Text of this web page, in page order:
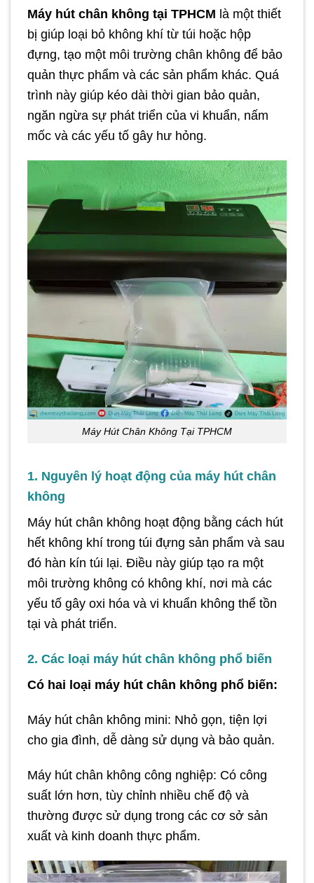
Máy hút chân không tại TPHCM là một thiết
bị giúp loại bỏ không khí từ túi hoặc hộp
đựng, tạo một môi trường chân không để bảo
quản thực phẩm và các sản phẩm khác. Quá
trình này giúp kéo dài thời gian bảo quản,
ngăn ngừa sự phát triển của vi khuẩn, nấm
mốc và các yếu tố gây hư hỏng.
Máy Hút Chân Không Tại TPHCM
1. Nguyên lý hoạt động của máy hút chân
không
Máy hút chân không hoạt động bằng cách hút
hết không khí trong túi đựng sản phẩm và sau
đó hàn kín túi lại. Điều này giúp tạo ra một
môi trường không có không khí, nơi mà các
yếu tố gây oxi hóa và vi khuẩn không thể tồn
tại và phát triển.
2. Các loại máy hút chân không phổ biến
Có hai loại máy hút chân không phổ biến:
Máy hút chân không mini: Nhỏ gọn, tiện lợi
cho gia đình, dễ dàng sử dụng và bảo quản.
Máy hút chân không công nghiệp: Có công
suất lớn hơn, tùy chỉnh nhiều chế độ và
thường được sử dụng trong các cơ sở sản
xuất và kinh doanh thực phẩm.